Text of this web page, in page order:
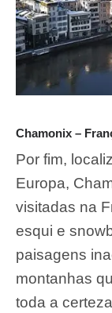
Chamonix –
Por fim,
Europa,
visitadas na
esqui e
paisagens
montanhas
toda a